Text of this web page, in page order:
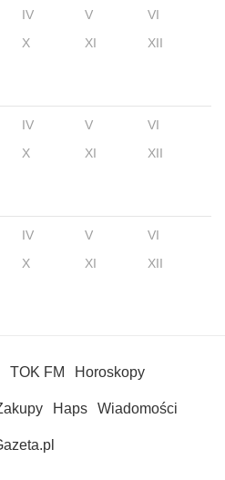
IV V
VI
X XI XII
IV V
VI
X XI XII
IV V
VI
X XI XII
TOK FM Horoskopy
Haps Wiadomości